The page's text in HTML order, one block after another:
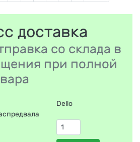
доставка
со склада в
при полной
Dello